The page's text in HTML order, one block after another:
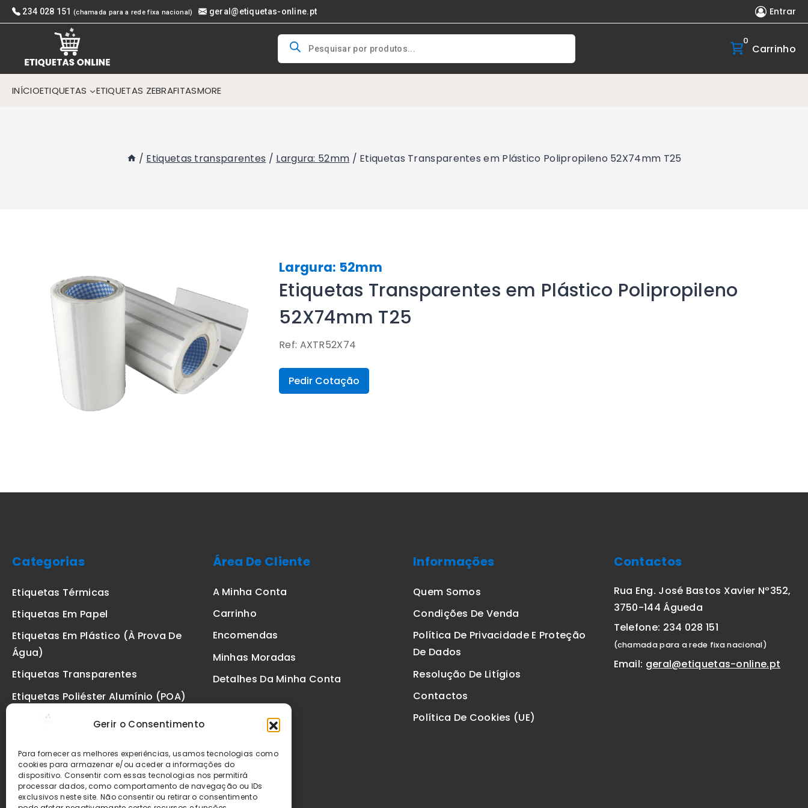
Gerir o Consentimento
Para fornecer as melhores experiências, usamos tecnologias como
cookies para armazenar e/ou aceder a informações do
dispositivo. Consentir com essas tecnologias nos permitirá
processar dados, como comportamento de navegação ou IDs
exclusivos neste site. Não consentir ou retirar o consentimento
Skip
to
234 028 151 (chamada para a rede fixa nacional) geral@etiquetas-online.pt Entrar
Products
search
0
Carrinho
INÍCIOETIQUETAS ETIQUETAS ZEBRAFITASMORE
/ Etiquetas transparentes / Largura: 52mm / Etiquetas Transparentes em Plástico Polipropileno 52X74mm T25
Largura: 52mm
Etiquetas Transparentes em Plástico Polipropileno
52X74mm T25
Ref: AXTR52X74
Pedir Cotação
Categorias
Etiquetas Térmicas
Etiquetas Em Papel
Etiquetas Em Plástico (à Prova De
Água)
Etiquetas Transparentes
Etiquetas Poliéster Alumínio (POA)
Etiquetas De Segurança VOID
Etiquetas Zebra
Fitas
Área De Cliente
A Minha Conta
Carrinho
Encomendas
Minhas Moradas
Detalhes Da Minha Conta
Informações
Quem Somos
Condições De Venda
Política De Privacidade E Proteção
De Dados
Resolução De Litígios
Contactos
Política De Cookies (UE)
Contactos
Rua Eng. José Bastos Xavier Nº352,
3750-144 Águeda
Telefone: 234 028 151
(chamada para a rede fixa nacional)
Email: geral@etiquetas-online.pt